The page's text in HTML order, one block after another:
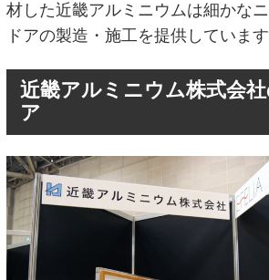
材した近畿アルミニウムは細かな
ドアの製造・施工を提供しています
近畿アルミニウム株式会
ア